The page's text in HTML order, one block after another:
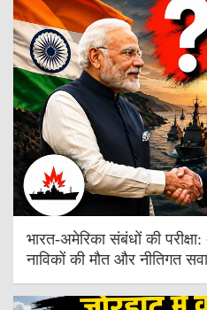
भारत-अमेरिका संबंधों की
नाविकों की मौत और नीतिगत